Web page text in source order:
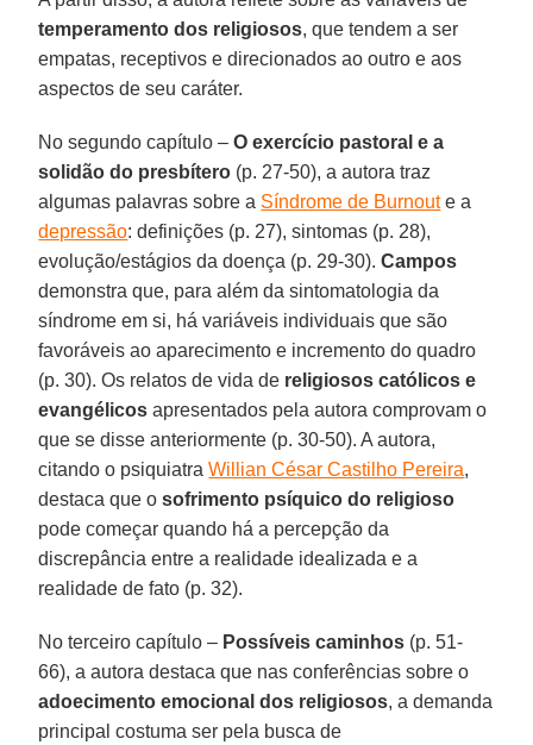
temperamento dos religiosos, que tendem a ser
empatas, receptivos e direcionados ao outro e aos
aspectos de seu caráter.
No segundo capítulo –O exercício pastoral e a
solidão do presbítero (p. 27-50), a autora traz
algumas palavras sobre a Síndrome de Burnoute a
depressão: definições (p. 27), sintomas (p. 28),
evolução/estágios da doença (p. 29-30).Campos
demonstra que, para além da sintomatologia da
síndrome em si, há variáveis individuais que são
favoráveis ao aparecimento e incremento do quadro
(p. 30). Os relatos de vida de religiosos católicos e
evangélicos apresentados pela autora comprovam o
que se disse anteriormente (p. 30-50). A autora,
citando o psiquiatraWillian César Castilho Pereira,
destaca que osofrimento psíquico do religioso
pode começar quando há a percepção da
discrepância entre a realidade idealizada e a
realidade de fato (p. 32).
No terceiro capítulo – Possíveis caminhos (p. 51-
66), a autora destaca que nas conferências sobre o
adoecimento emocional dos religiosos, a demanda
principal costuma ser pela busca de